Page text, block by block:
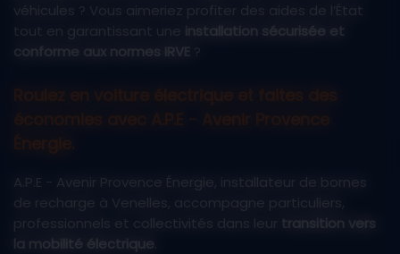
véhicules ? Vous aimeriez profiter des aides de l’État
tout en garantissant une
installation sécurisée et
conforme aux normes IRVE
Roulez en voiture électrique et faites des
A.P.E - Avenir Provence Énergie, installateur de bornes
de recharge à Venelles, accompagne particuliers,
professionnels et collectivités dans leur
transition vers
la mobilité électrique